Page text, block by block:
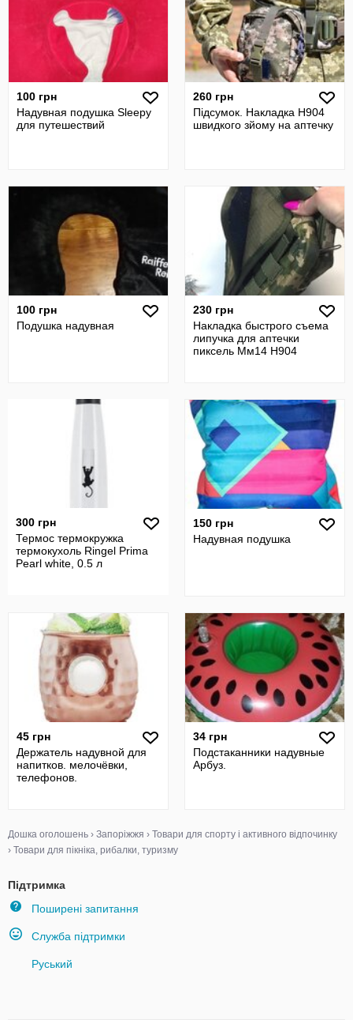
100 грн
Надувная подушка Sleepy
для путешествий
260 грн
Підсумок. Накладка Н904
швидкого зйому на аптечку
100 грн
Подушка надувная
230 грн
Накладка быстрого съема
липучка для аптечки
пиксель Мм14 Н904
300 грн
Термос термокружка
термокухоль Ringel Prima
Pearl white, 0.5 л
150 грн
Надувная подушка
45 грн
Держатель надувной для
напитков. мелочёвки,
телефонов.
34 грн
Подстаканники надувные
Арбуз.
Дошка оголошень › Запоріжжя › Товари для спорту і активного відпочинку
› Товари для пікніка, рибалки, туризму
Підтримка
Поширені запитання
Служба підтримки
Руський